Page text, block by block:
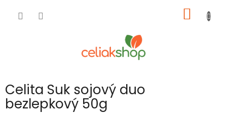
KOŠÍK
Celita Suk sojový duo
bezlepkový 50g